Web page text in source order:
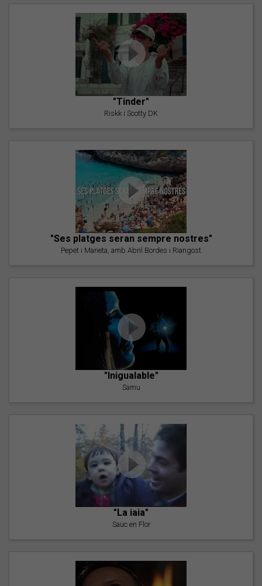
"Tinder"
Riskk i Scotty DK
"Ses platges seran sempre nostres"
Pepet i Marieta, amb Abril Bordes i Riangost
"Inigualable"
Samu
"La iaia"
Saüc en Flor